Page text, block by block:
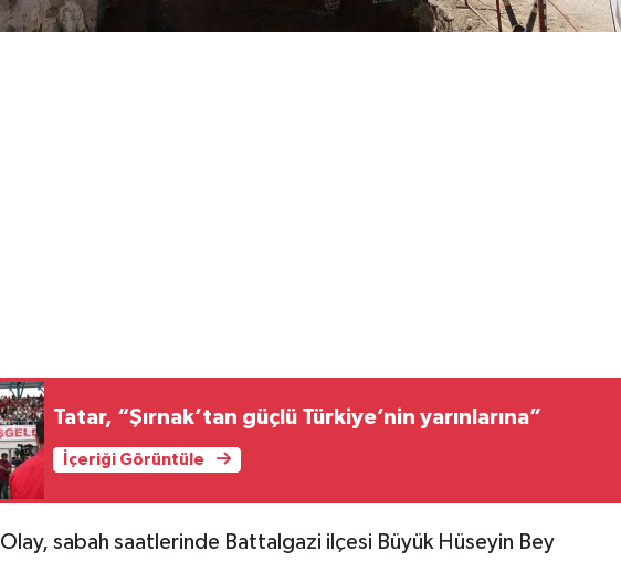
Tatar, “Şırnak’tan güçlü Türkiye’nin yarınlarına”
İçeriği Görüntüle
Olay, sabah saatlerinde Battalgazi ilçesi Büyük Hüseyin Bey